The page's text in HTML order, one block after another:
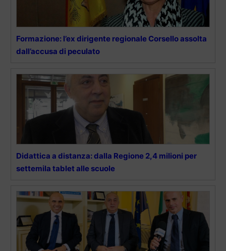
Formazione: l’ex dirigente regionale Corsello assolta
dall’accusa di peculato
Didattica a distanza: dalla Regione 2,4 milioni per
settemila tablet alle scuole